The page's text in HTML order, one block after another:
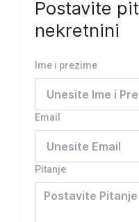
Postavite
nekretnini
Ime i prezime
Email
Pitanje